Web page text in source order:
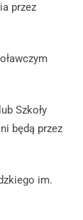
przez
Szkoły
będą przez
im.